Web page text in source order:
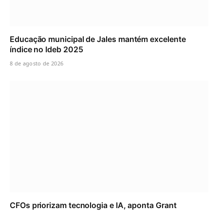
Educação municipal de Jales mantém excelente
índice no Ideb 2025
8 de agosto de 2026
CFOs priorizam tecnologia e IA, aponta Grant